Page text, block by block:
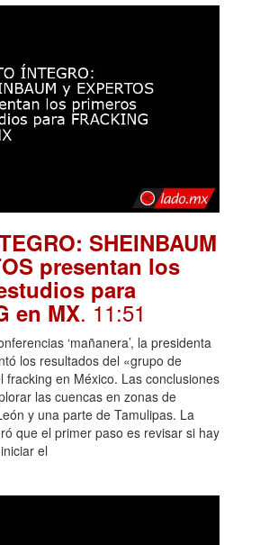
SHEINBAUM
presentan los
para
en MX. 11:51
‘mañanera’, la presidenta
los resultados del «grupo de
fracking en México. Las conclusiones
las cuencas en zonas de
y una parte de Tamulipas. La
que el primer paso es revisar si hay
el